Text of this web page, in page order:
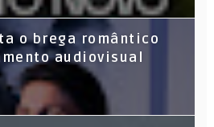
o brega romântico
audiovisual